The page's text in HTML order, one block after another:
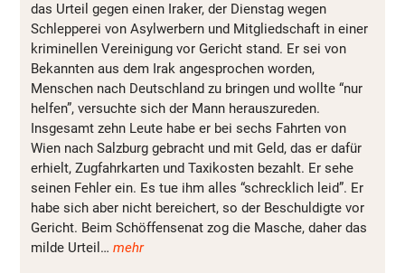
das Urteil gegen einen Iraker, der Dienstag wegen
Schlepperei von Asylwerbern und Mitgliedschaft in einer
kriminellen Vereinigung vor Gericht stand. Er sei von
Bekannten aus dem Irak angesprochen worden,
Menschen nach Deutschland zu bringen und wollte “nur
helfen”, versuchte sich der Mann herauszureden.
Insgesamt zehn Leute habe er bei sechs Fahrten von
Wien nach Salzburg gebracht und mit Geld, das er dafür
erhielt, Zugfahrkarten und Taxikosten bezahlt. Er sehe
seinen Fehler ein. Es tue ihm alles “schrecklich leid”. Er
habe sich aber nicht bereichert, so der Beschuldigte vor
Gericht. Beim Schöffensenat zog die Masche, daher das
milde Urteil… mehr